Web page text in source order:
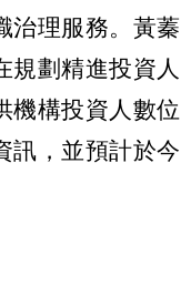
治理服務。黃蓁
規劃精進投資人
機構投資人數位
訊，並預計於今